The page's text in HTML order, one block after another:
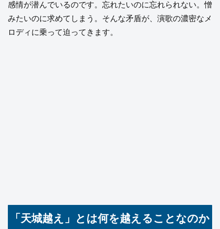
感情が潜んでいるのです。忘れたいのに忘れられない。憎
みたいのに求めてしまう。そんな矛盾が、演歌の濃密なメ
ロディに乗って迫ってきます。
「天城越え」とは何を越えることなのか